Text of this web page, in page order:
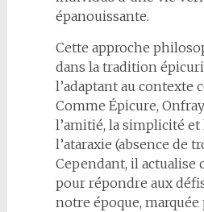
épanouissante.
Cette approche
dans la tradition
l’adaptant au contexte
Comme Épicure,
l’amitié, la simplicité et
l’ataraxie (absence de
Cependant, il actualise
pour répondre aux
notre époque, marquée